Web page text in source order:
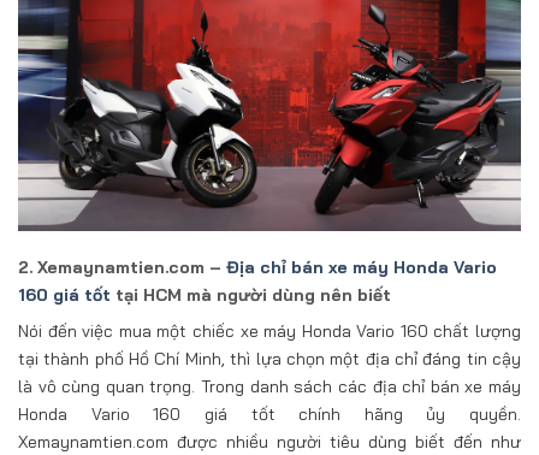
2. Xemaynamtien.com – Địa chỉ bán xe máy Honda Vario
160 giá tốt tại HCM mà người dùng nên biết
Nói đến việc mua một chiếc xe máy Honda Vario 160 chất lượng
tại thành phố Hồ Chí Minh, thì lựa chọn một địa chỉ đáng tin cậy
là vô cùng quan trọng. Trong danh sách các địa chỉ bán xe máy
Honda Vario 160 giá tốt chính hãng ủy quyền.
Xemaynamtien.com được nhiều người tiêu dùng biết đến như